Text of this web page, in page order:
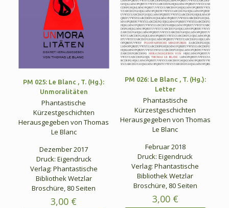
PM 025: Le Blanc , T. (Hg.):
Unmoralitäten
Phantastische
Kürzestgeschichten
Herausgegeben von Thomas
Le Blanc
Dezember 2017
Druck: Eigendruck
Verlag: Phantastische
Bibliothek Wetzlar
Broschüre, 80 Seiten
3,00 €
PM 026: Le Blanc , T. (Hg.):
Letter
Phantastische
Kürzestgeschichten
Herausgegeben von Thomas
Le Blanc
Februar 2018
Druck: Eigendruck
Verlag: Phantastische
Bibliothek Wetzlar
Broschüre, 80 Seiten
3,00 €